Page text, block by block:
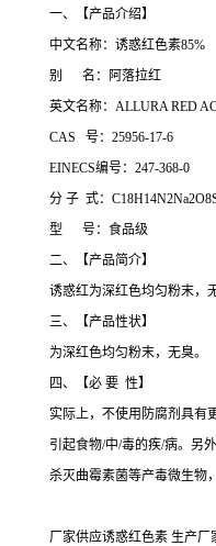
一、【产品介绍】
中文名称：诱惑红色素85%
别 名：阿落拉红
英文名称：ALLURA RED
CAS 号：25956-17-6
EINECS编号：247-368-0
分 子 式：
型 号：食品级
二、【产品简介】
诱惑红为深红色均匀粉末，
三、【产品性状】
为深红色均匀粉末，无臭。
四、【必 要 性】
实际上，不使用防腐剂具有
引起食物/中/毒的疾/病。另
杀灭曲霉素菌等产毒微生物
厂家供应诱惑红色素 生产